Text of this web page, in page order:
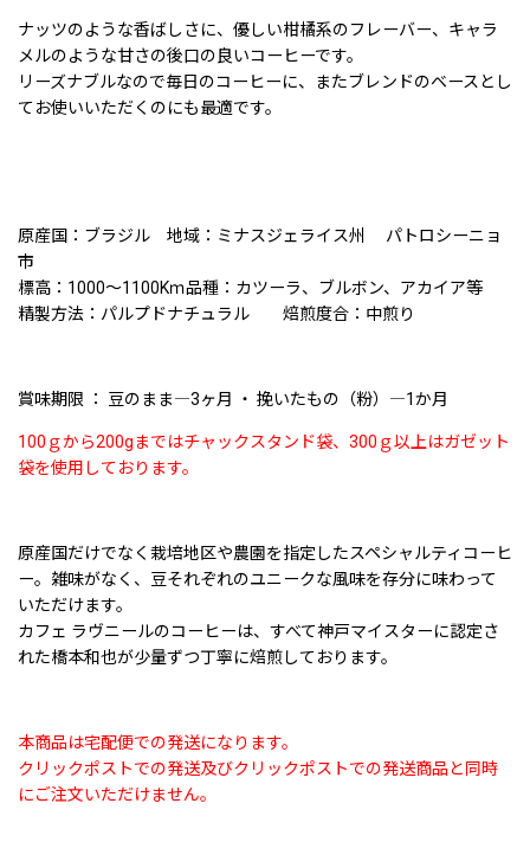
ナッツのような香ばしさに、優しい柑橘系のフレーバー、キャラ
メルのような甘さの後口の良いコーヒーです。
リーズナブルなので毎日のコーヒーに、またブレンドのベースとし
てお使いいただくのにも最適です。
原産国：ブラジル 地域：ミナスジェライス州 パトロシーニョ
市
標高：1000〜1100Kｍ品種：カツーラ、ブルボン、アカイア等
精製方法：パルプドナチュラル 焙煎度合：中煎り
賞味期限 ： 豆のまま―3ヶ月 ・ 挽いたもの（粉）―1か月
100ｇから200gまではチャックスタンド袋、300ｇ以上はガゼット
袋を使用しております。
原産国だけでなく栽培地区や農園を指定したスペシャルティコーヒ
ー。雑味がなく、豆それぞれのユニークな風味を存分に味わって
いただけます。
カフェ ラヴニールのコーヒーは、すべて神戸マイスターに認定さ
れた橋本和也が少量ずつ丁寧に焙煎しております。
本商品は宅配便での発送になります。
クリックポストでの発送及びクリックポストでの発送商品と同時
にご注文いただけません。